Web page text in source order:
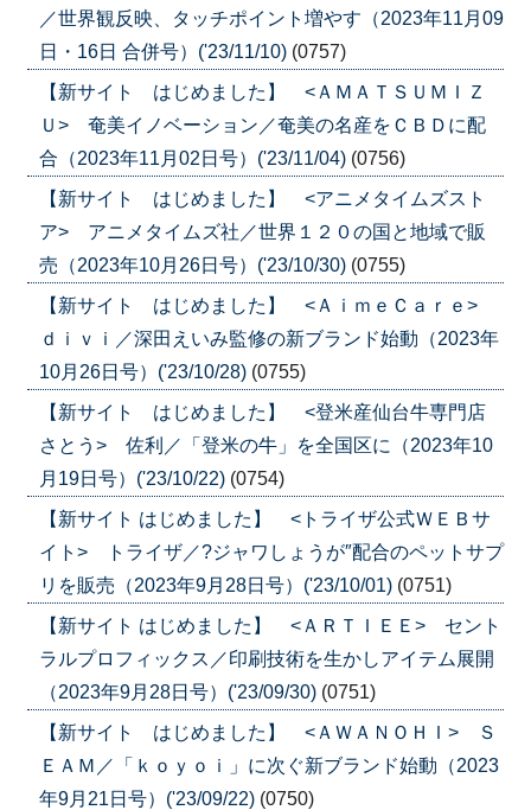
／世界観反映、タッチポイント増やす（2023年11月09
日・16日 合併号）('23/11/10) (0757)
【新サイト はじめました】 <ＡＭＡＴＳＵＭＩＺ
Ｕ> 奄美イノベーション／奄美の名産をＣＢＤに配
合（2023年11月02日号）('23/11/04) (0756)
【新サイト はじめました】 <アニメタイムズスト
ア> アニメタイムズ社／世界１２０の国と地域で販
売（2023年10月26日号）('23/10/30) (0755)
【新サイト はじめました】 <ＡｉｍｅＣａｒｅ>
ｄｉｖｉ／深田えいみ監修の新ブランド始動（2023年
10月26日号）('23/10/28) (0755)
【新サイト はじめました】 <登米産仙台牛専門店
さとう> 佐利／「登米の牛」を全国区に（2023年10
月19日号）('23/10/22) (0754)
【新サイト はじめました】 <トライザ公式ＷＥＢサ
イト> トライザ／?ジャワしょうが″配合のペットサプ
リを販売（2023年9月28日号）('23/10/01) (0751)
【新サイト はじめました】 <ＡＲＴＩＥＥ> セント
ラルプロフィックス／印刷技術を生かしアイテム展開
（2023年9月28日号）('23/09/30) (0751)
【新サイト はじめました】 <ＡＷＡＮＯＨＩ> Ｓ
ＥＡＭ／「ｋｏｙｏｉ」に次ぐ新ブランド始動（2023
年9月21日号）('23/09/22) (0750)